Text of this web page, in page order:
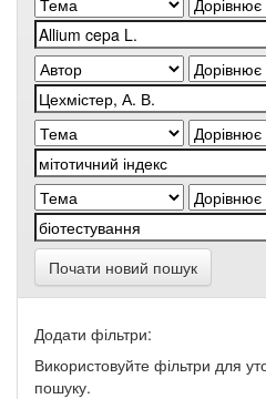
Почати новий пошук
Додати фільтри:
Використовуйте фільтри для
пошуку.